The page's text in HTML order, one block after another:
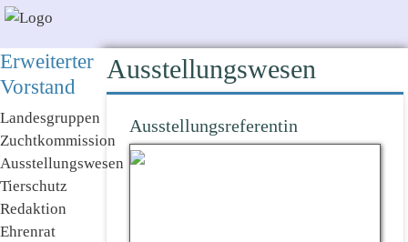
Erweiterter
Vorstand
Landesgruppen
Zuchtkommission
Ausstellungswesen
Tierschutz
Redaktion
Ehrenrat
Ausstellungswesen
Ausstellungsreferentin